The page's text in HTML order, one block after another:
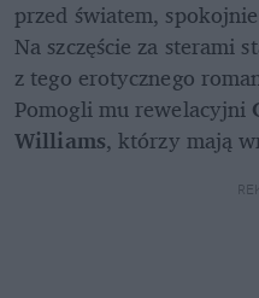
przed światem,
Na szczęście za sterami
z tego erotycznego
Pomogli mu rewelacyjni
Williams, którzy mają